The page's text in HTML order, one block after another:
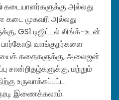
கடையாளர்களுக்கு அல்லது
கடை முகவரி அல்லது
GS1 டிஜிட்டல் லிங்க்-உடன்
வாங்குநர்களை
கதைகளுக்கு, அலைஜன்
சான்றிதழ்களுக்கு, மற்றும்
உருவாக்கப்பட்ட
இணைக்கலாம்.